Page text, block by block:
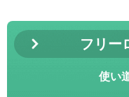
フリー
使い